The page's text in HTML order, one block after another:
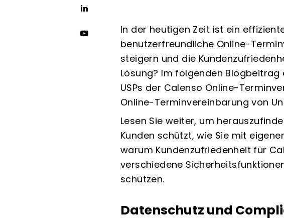
In der heutigen Zeit ist ein
benutzerfreundliche Online-
steigern und die
Lösung? Im folgenden
USPs der Calenso Online-
Online-Terminvereinbarung von
Lesen Sie weiter, um
Kunden schützt, wie Sie mit
warum Kundenzufriedenheit für
verschiedene
schützen.
Datenschutz und